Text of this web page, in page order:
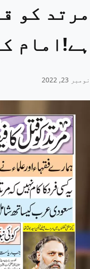
مرتد کو
ہے!امام
نومبر 23, 2022